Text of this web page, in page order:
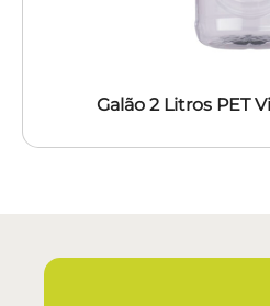
Galão 2 Litros PET